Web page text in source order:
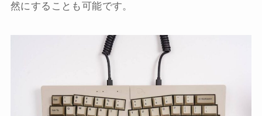
然にすることも可能です。